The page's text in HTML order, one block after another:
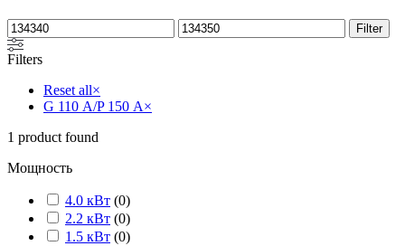
Filter
Filters
Reset all×
G 110 А/P 150 А×
1 product found
Мощность
4.0 кВт (0)
2.2 кВт (0)
1.5 кВт (0)